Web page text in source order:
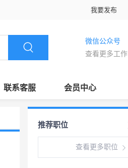
我要发布
微信公众号
查看更多工作
联系客服 会员中心
推荐职位
查看更多职位